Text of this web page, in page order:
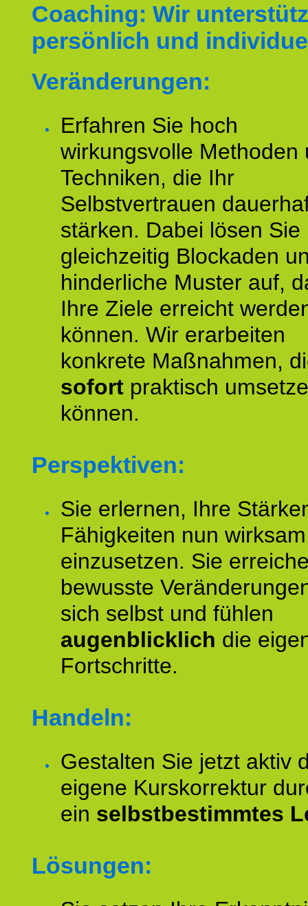
Coaching: Wir
persönlich und
Veränderungen:
Erfahren Sie hoch
wirkungsvolle Methoden
Techniken, die Ihr
Selbstvertrauen
stärken. Dabei lösen Sie
gleichzeitig Blockaden
hinderliche Muster auf,
Ihre Ziele erreicht
können. Wir erarbeiten
konkrete Maßnahmen,
sofort praktisch
können.
Perspektiven:
Sie erlernen, Ihre
Fähigkeiten nun wirksam
einzusetzen. Sie
bewusste
sich selbst und fühlen
augenblicklich die
Fortschritte.
Handeln:
Gestalten Sie jetzt aktiv
eigene Kurskorrektur
ein selbstbestimmtes
Lösungen: